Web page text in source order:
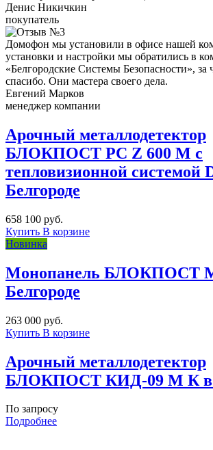
Денис Никичкин
покупатель
Домофон мы установили в офисе нашей
установки и настройки мы обратились в
«Белгородские Системы Безопасности», за
спасибо. Они мастера своего дела.
Евгений Марков
менеджер компании
Арочный металлодетектор
БЛОКПОСТ PC Z 600 M с
тепловизионной системой
Белгороде
658 100 руб.
Купить В корзине
Новинка
Монопанель БЛОКПОСТ
Белгороде
263 000 руб.
Купить В корзине
Арочный металлодетектор
БЛОКПОСТ КИД-09 М К в
По запросу
Подробнее